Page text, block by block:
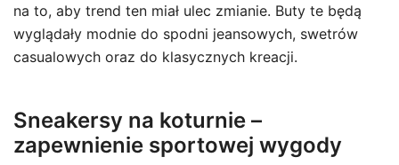
na to, aby trend ten miał ulec zmianie. Buty te będą
wyglądały modnie do spodni jeansowych, swetrów
casualowych oraz do klasycznych kreacji.
Sneakersy na koturnie –
zapewnienie sportowej wygody